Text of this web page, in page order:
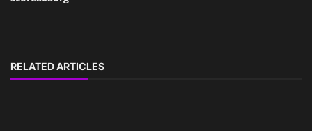
RELATED ARTICLES